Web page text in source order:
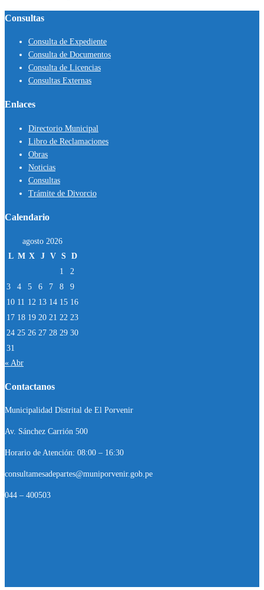
Consultas
Consulta de Expediente
Consulta de Documentos
Consulta de Licencias
Consultas Externas
Enlaces
Directorio Municipal
Libro de Reclamaciones
Obras
Noticias
Consultas
Trámite de Divorcio
Calendario
agosto 2026
L M X J V S D
1
2
3
4 5 6 7 8
9
10 11 12 13 14 15 16
17 18 19 20 21 22 23
24 25 26 27 28 29 30
31
« Abr
Contactanos
Municipalidad Distrital de El Porvenir
Av. Sánchez Carrión 500
Horario de Atención: 08:00 – 16:30
consultamesadepartes@muniporvenir.gob.pe
044 – 400503